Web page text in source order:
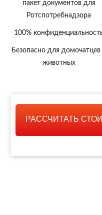
пакет документов для
Ротспотребнадзора
100%
Безопасно для домочатцев
животных
РАССЧИТАТЬ